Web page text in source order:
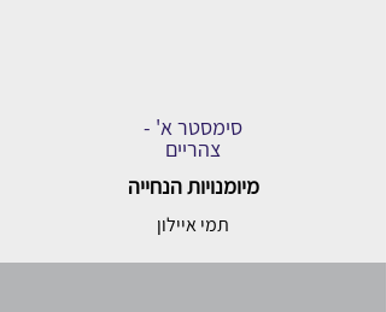
סימסטר א' -
צהריים
מיומנויות הנחייה
תמי איילון